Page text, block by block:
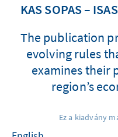
KAS SOPAS –
The publication
evolving rules
examines their
region’s
Ez a kiadvány